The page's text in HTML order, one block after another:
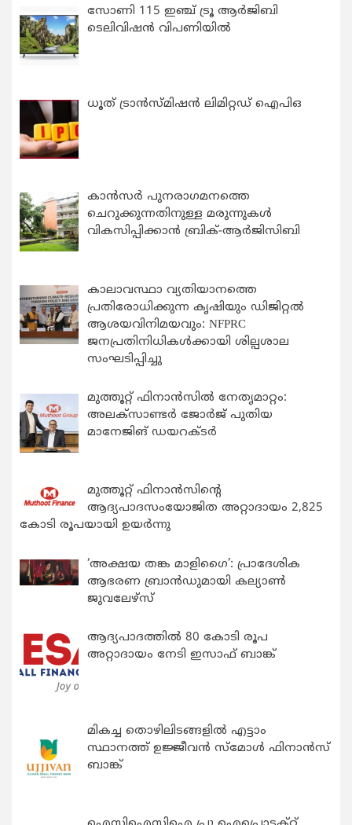
സോണി 115 ഇഞ്ച് ട്രൂ ആർജിബി
ടെലിവിഷൻ വിപണിയിൽ
ധൂത് ട്രാൻസ്മിഷൻ ലിമിറ്റഡ് ഐപിഒ
കാന്‍സര്‍ പുനരാഗമനത്തെ
ചെറുക്കുന്നതിനുള്ള മരുന്നുകള്‍
വികസിപ്പിക്കാന്‍ ബ്രിക്-ആര്‍ജിസിബി
കാലാവസ്ഥാ വ്യതിയാനത്തെ
പ്രതിരോധിക്കുന്ന കൃഷിയും ഡിജിറ്റൽ
ആശയവിനിമയവും: NFPRC
ജനപ്രതിനിധികൾക്കായി ശില്പശാല
സംഘടിപ്പിച്ചു
മുത്തൂറ്റ് ഫിനാൻസിൽ നേതൃമാറ്റം:
അലക്സാണ്ടർ ജോർജ് പുതിയ
മാനേജിങ് ഡയറക്ടർ
മുത്തൂറ്റ് ഫിനാൻസിന്റെ
ആദ്യപാദസംയോജിത അറ്റാദായം 2,825
കോടി രൂപയായി ഉയർന്നു
‘അക്ഷയ തങ്ക മാളിഗൈ’: പ്രാദേശിക
ആഭരണ ബ്രാന്‍ഡുമായി കല്യാണ്‍
ജുവലേഴ്‌സ്
ആദ്യപാദത്തിൽ 80 കോടി രൂപ
അറ്റാദായം നേടി ഇസാഫ് ബാങ്ക്
മികച്ച തൊഴിലിടങ്ങളിൽ എട്ടാം
സ്ഥാനത്ത് ഉജ്ജീവൻ സ്മോൾ ഫിനാൻസ്
ബാങ്ക്